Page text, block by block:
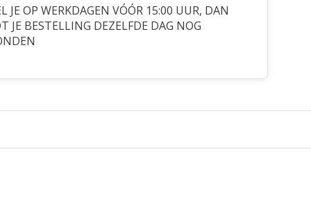
JE OP WERKDAGEN VÓÓR 15:00 UUR, DAN
JE BESTELLING DEZELFDE DAG NOG